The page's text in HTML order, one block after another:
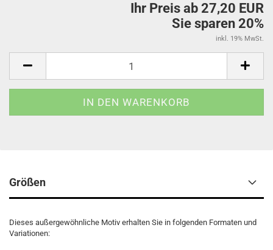
Ihr Preis ab 27,20 EUR
Sie sparen 20%
inkl. 19% MwSt.
Größen
Dieses außergewöhnliche Motiv erhalten Sie in folgenden Formaten und
Variationen: